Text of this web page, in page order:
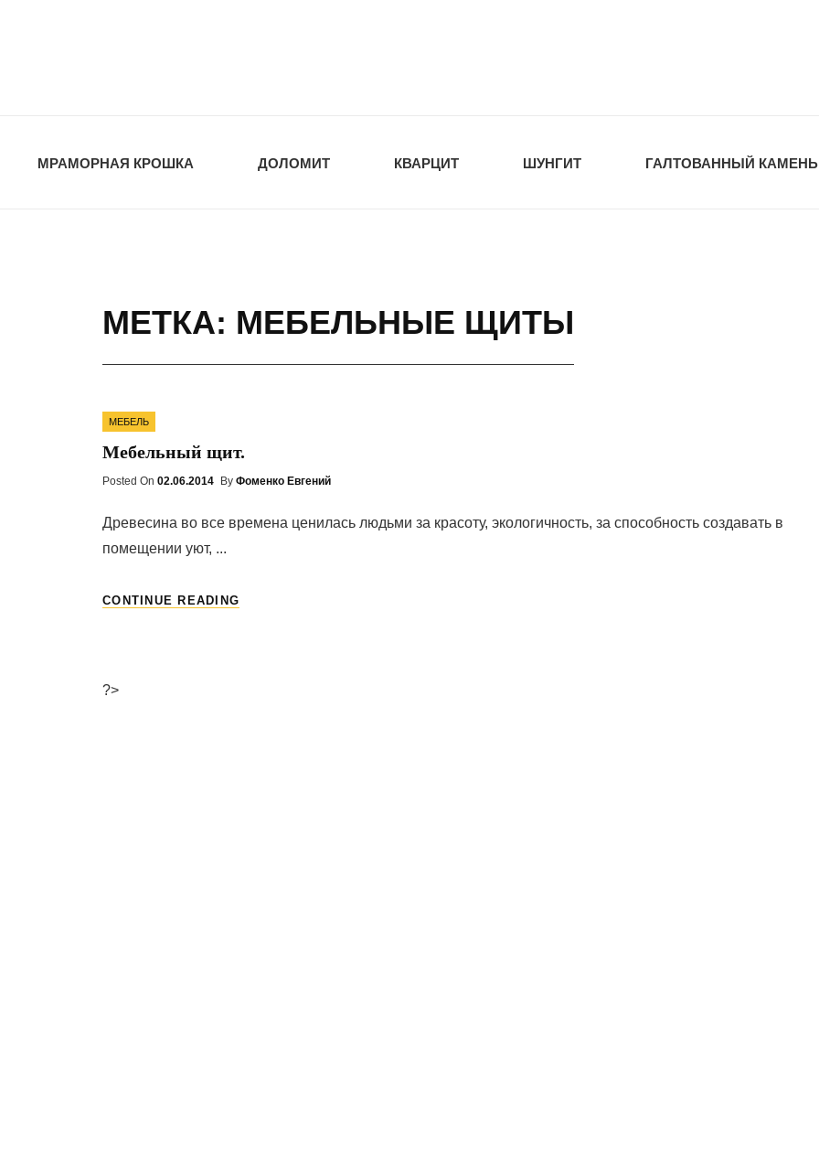
МРАМОРНАЯ КРОШКА ДОЛОМИТ КВАРЦИТ ШУНГИТ ГАЛТОВАННЫЙ КАМЕНЬ
МЕТКА: МЕБЕЛЬНЫЕ ЩИТЫ
Categories
МЕБЕЛЬ
Мебельный щит.
Posted On Posted
02.06.2014 By Фоменко Евгений
Древесина во все времена ценилась людьми за красоту, экологичность, за способность создавать в
помещении уют, ...
CONTINUE READING
?>